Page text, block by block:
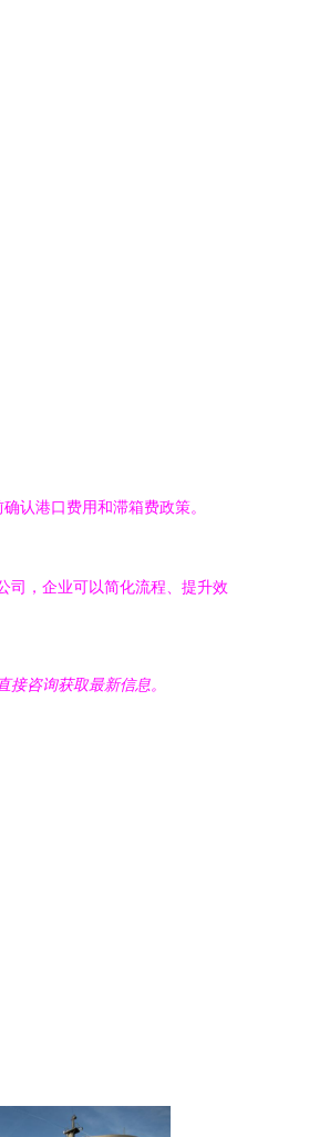
认港口费用和滞箱费政策。
司，企业可以简化流程、提升效
咨询获取最新信息。